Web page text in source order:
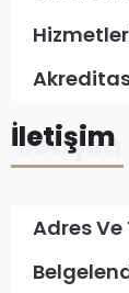
İletişim
Adres